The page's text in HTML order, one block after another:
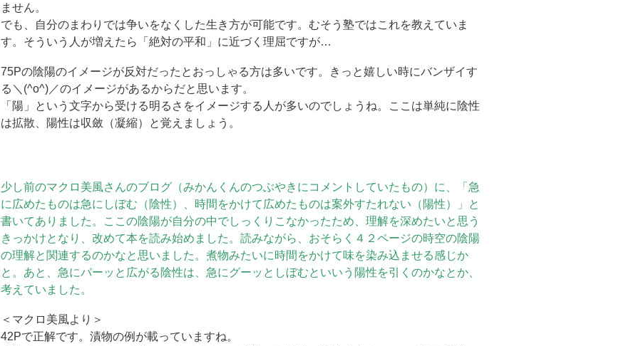
ません。
でも、自分のまわりでは争いをなくした生き方が可能です。むそう塾ではこれを教えていま
す。そういう人が増えたら「絶対の平和」に近づく理屈ですが…
75Pの陰陽のイメージが反対だったとおっしゃる方は多いです。きっと嬉しい時にバンザイす
る＼(^o^)／のイメージがあるからだと思います。
「陽」という文字から受ける明るさをイメージする人が多いのでしょうね。ここは単純に陰性
は拡散、陽性は収斂（凝縮）と覚えましょう。
少し前のマクロ美風さんのブログ（みかんくんのつぶやきにコメントしていたもの）に、「急
に広めたものは急にしぼむ（陰性）、時間をかけて広めたものは案外すたれない（陽性）」と
書いてありました。ここの陰陽が自分の中でしっくりこなかったため、理解を深めたいと思う
きっかけとなり、改めて本を読み始めました。読みながら、おそらく４２ページの時空の陰陽
の理解と関連するのかなと思いました。煮物みたいに時間をかけて味を染み込ませる感じか
と。あと、急にパーッと広がる陰性は、急にグーッとしぼむといいう陽性を引くのかなとか、
考えていました。
＜マクロ美風より＞
42Pで正解です。漬物の例が載っていますね。